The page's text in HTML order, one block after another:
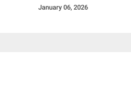
Bekas Lipatan Saat
January 06, 2026